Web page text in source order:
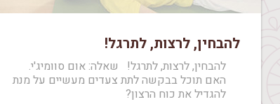
להבחין, לרצות, לתרגל!
להבחין, לרצות, לתרגל! שאלה: אום סוומיג'י.
האם תוכל בבקשה לתת צעדים מעשיים על מנת
להגדיל את כוח הרצון?